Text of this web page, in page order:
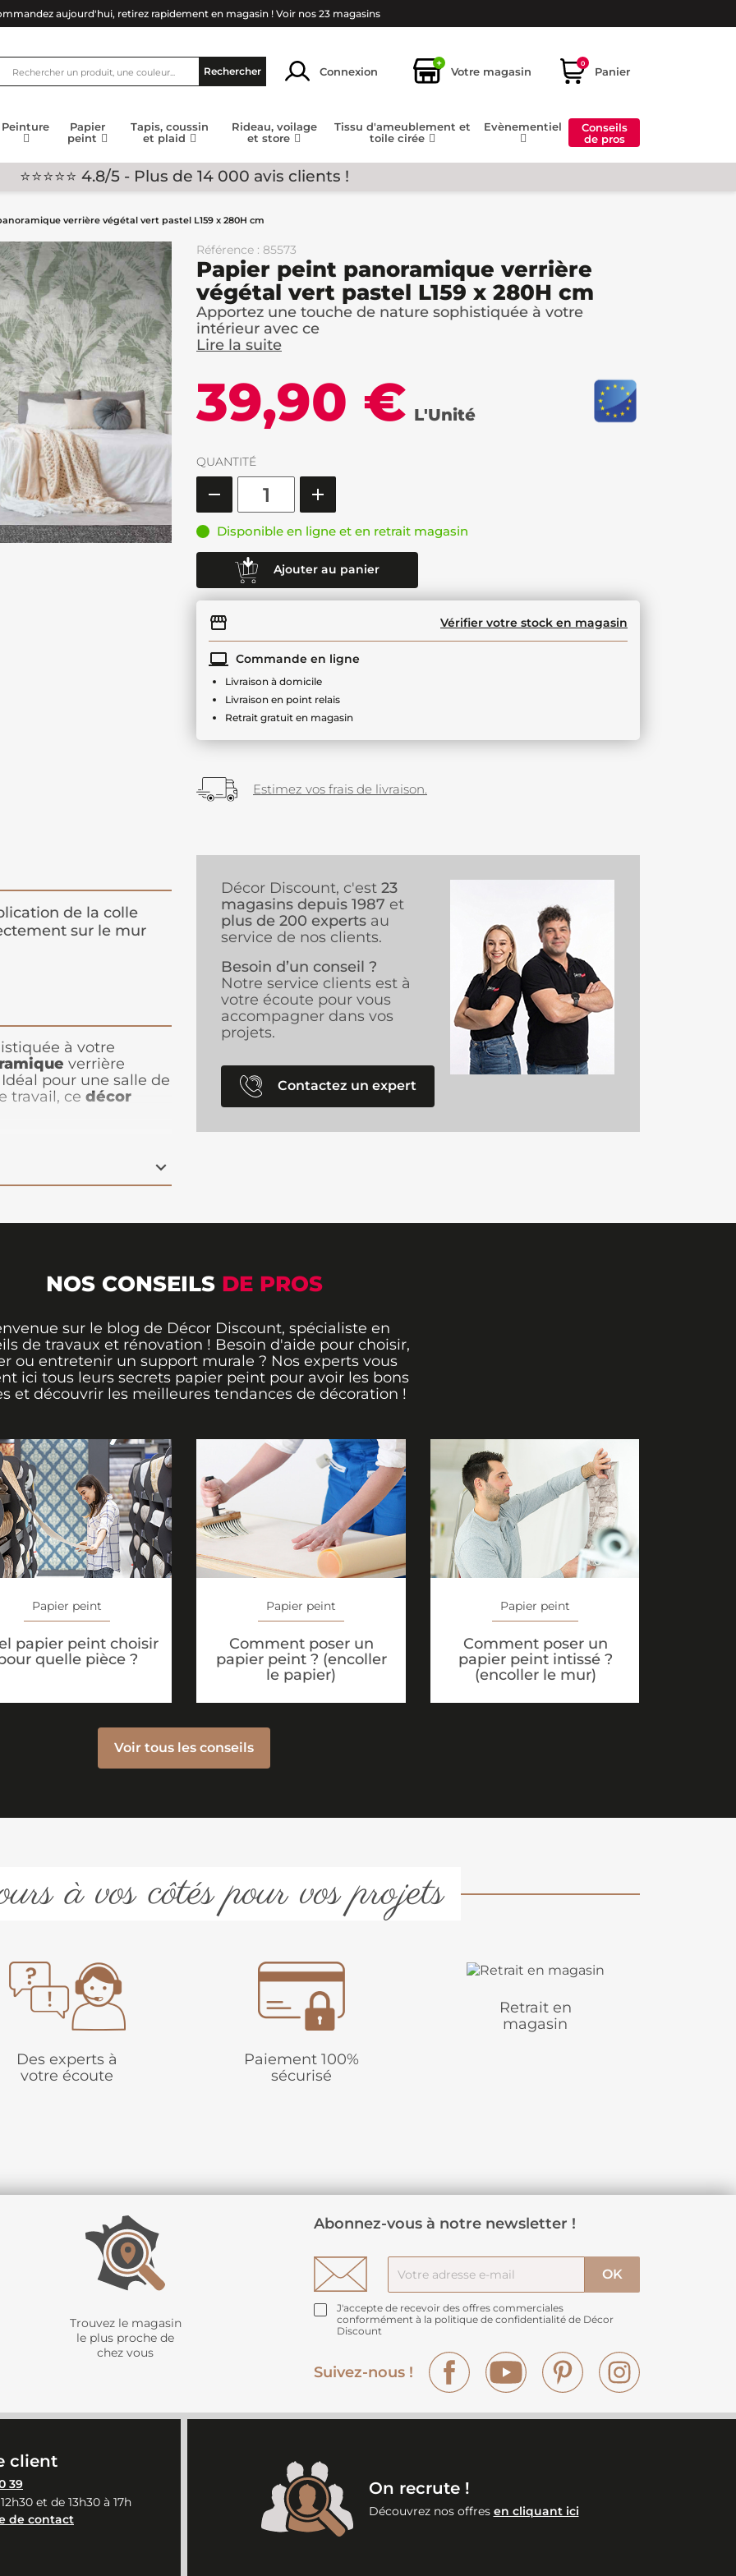
aujourd'hui, retirez rapidement en magasin ! Voir nos 23 magasins
Rechercher Connexion
+
Votre magasin
0
Panier
Peinture
Papier
peint
Tapis, coussin
et plaid
Rideau, voilage
et store
Tissu d'ameublement et
toile cirée
Evènementiel
Conseils
de pros
⭐⭐⭐⭐⭐ 4.8/5 - Plus de 14 000 avis clients !
verrière végétal vert pastel L159 x 280H cm
Référence : 85573
Papier peint panoramique verrière
végétal vert pastel L159 x 280H cm
Apportez une touche de nature sophistiquée à votre
intérieur avec ce
Lire la suite
39,90 € L'Unité
QUANTITÉ
Disponible en ligne et en retrait magasin
Ajouter au panier
Vérifier votre stock en magasin
Commande en ligne
Livraison à domicile
Livraison en point relais
Retrait gratuit en magasin
Estimez vos frais de livraison.
de la colle
sur le mur
à votre
verrière
pour une salle de
travail, ce décor
et les fins
sur un fond écru. Ce
mur
Décor Discount, c'est 23
magasins depuis 1987 et
plus de 200 experts au
service de nos clients.
Besoin d’un conseil ?
Notre service clients est à
votre écoute pour vous
accompagner dans vos
projets.
Contactez un expert
NOS CONSEILS DE PROS
sur le blog de Décor Discount, spécialiste en
de travaux et rénovation ! Besoin d'aide pour choisir,
ou entretenir un support murale ? Nos experts vous
ici tous leurs secrets papier peint pour avoir les bons
et découvrir les meilleures tendances de décoration !
Papier peint
papier peint choisir
quelle pièce ?
Papier peint
Comment poser un
papier peint ? (encoller
le papier)
Papier peint
Comment poser un
papier peint intissé ?
(encoller le mur)
Voir tous les conseils
à vos côtés pour vos projets
Des experts à
votre écoute
Paiement 100%
sécurisé
Retrait en
magasin
Trouvez le magasin
le plus proche de
chez vous
Abonnez-vous à notre newsletter !
J'accepte de recevoir des offres commerciales
conformément à la politique de confidentialité de Décor
Discount
Suivez-nous !
Facebook YouTube Pinterest
client
39
et de 13h30 à 17h
de contact
On recrute !
Découvrez nos offres en cliquant ici